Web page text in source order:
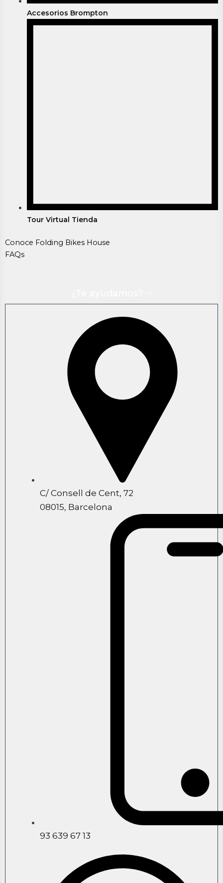
Accesorios Brompton
Tour Virtual Tienda
Conoce Folding Bikes House
FAQs
C/ Consell de Cent, 72
08015, Barcelona
93 639 67 13